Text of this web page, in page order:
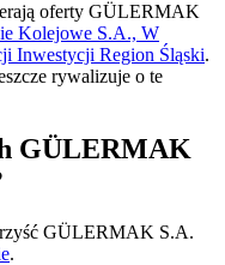
oferty GÜLERMAK
Kolejowe S.A., W
Inwestycji Region Śląski.
rywalizuje o te
GÜLERMAK
GÜLERMAK S.A.
.